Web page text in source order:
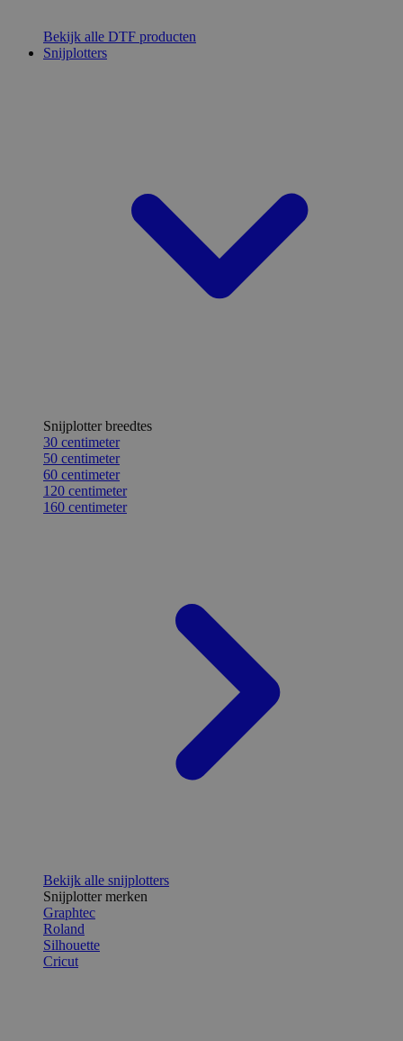
Bekijk alle DTF producten
Snijplotters
Snijplotter breedtes
30 centimeter
50 centimeter
60 centimeter
120 centimeter
160 centimeter
Bekijk alle snijplotters
Snijplotter merken
Graphtec
Roland
Silhouette
Cricut